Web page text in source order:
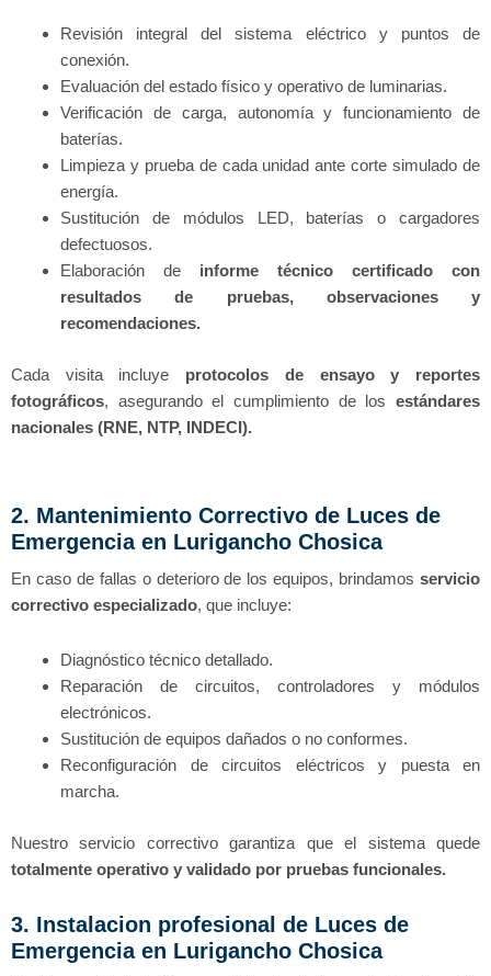
Revisión integral del sistema eléctrico y puntos de
conexión.
Evaluación del estado físico y operativo de luminarias.
Verificación de carga, autonomía y funcionamiento de
baterías.
Limpieza y prueba de cada unidad ante corte simulado de
energía.
Sustitución de módulos LED, baterías o cargadores
defectuosos.
Elaboración de informe técnico certificado con
resultados de pruebas, observaciones y
recomendaciones.
Cada visita incluye protocolos de ensayo y reportes
fotográficos, asegurando el cumplimiento de los estándares
nacionales (RNE, NTP, INDECI).
2. Mantenimiento Correctivo de Luces de
Emergencia en Lurigancho Chosica
En caso de fallas o deterioro de los equipos, brindamos servicio
correctivo especializado, que incluye:
Diagnóstico técnico detallado.
Reparación de circuitos, controladores y módulos
electrónicos.
Sustitución de equipos dañados o no conformes.
Reconfiguración de circuitos eléctricos y puesta en
marcha.
Nuestro servicio correctivo garantiza que el sistema quede
totalmente operativo y validado por pruebas funcionales.
3. Instalacion profesional de Luces de
Emergencia en Lurigancho Chosica